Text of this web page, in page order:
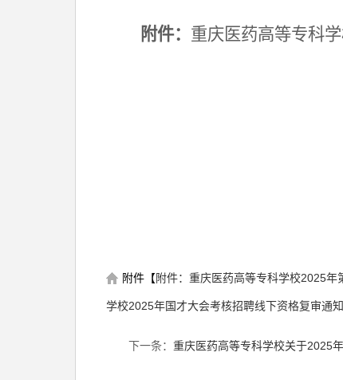
附件： 重庆医药高等专科
附件【附件：重庆医药高等专科学校2025
学校2025年国才大会考核招聘线下资格复审通知
下一条： 重庆医药高等专科学校关于2025